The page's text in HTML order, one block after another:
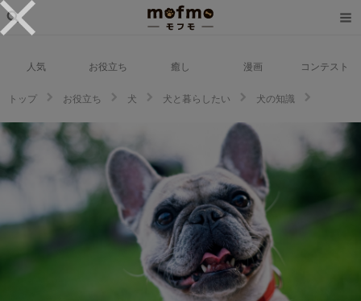
人気 お役立ち 癒し 漫画 コンテスト
トップ お役立ち 犬 犬と暮らしたい
犬の知識
にチャレンジしよう♪